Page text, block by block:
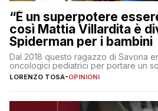
“È un superpotere
così Mattia Villardita è
Spiderman per i bambini
Dal 2018 questo ragazzo di Savona
oncologici pediatrici per portare un
LORENZO TOSA-OPINIONI